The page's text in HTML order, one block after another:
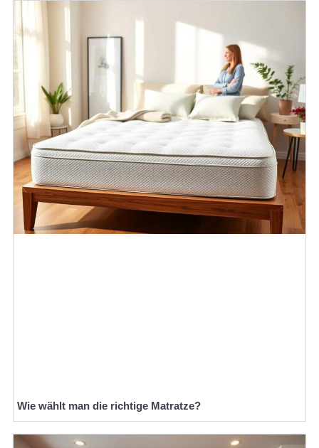
Wie wählt man die richtige Matratze?